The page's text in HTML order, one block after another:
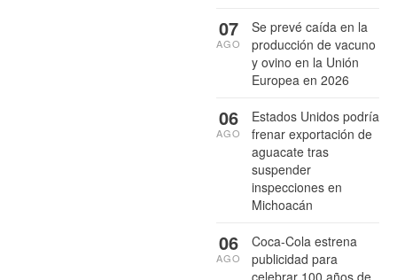
Se prevé caída en la
producción de vacuno
y ovino en la Unión
Europea en 2026
07
AGO
Estados Unidos podría
frenar exportación de
aguacate tras
suspender
inspecciones en
Michoacán
06
AGO
Coca-Cola estrena
publicidad para
celebrar 100 años de
06
AGO